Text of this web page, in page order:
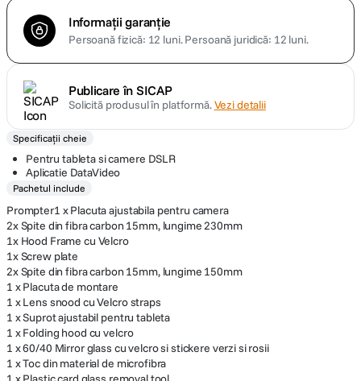
10. godox
Informații garanție
Persoană fizică: 12 luni.Persoană juridică: 12 luni.
Publicare în SICAP
Solicită produsul în platformă.Vezi detalii
Specificații cheie
Pentru tableta si camere DSLR
Aplicatie DataVideo
Pachetul include
Prompter1 x Placuta ajustabila pentru camera
2x Spite din fibra carbon 15mm, lungime 230mm
1x Hood Frame cu Velcro
1x Screw plate
2x Spite din fibra carbon 15mm, lungime 150mm
1 x Placuta de montare
1 x Lens snood cu Velcro straps
1 x Suprot ajustabil pentru tableta
1 x Folding hood cu velcro
1 x 60/40 Mirror glass cu velcro si stickere verzi si rosii
1 x Toc din material de microfibra